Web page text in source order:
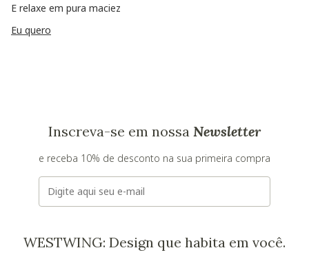
E relaxe em pura maciez
Eu quero
Inscreva-se em nossa Newsletter
e receba 10% de desconto na sua primeira compra
E-mail
WESTWING: Design que habita em você.